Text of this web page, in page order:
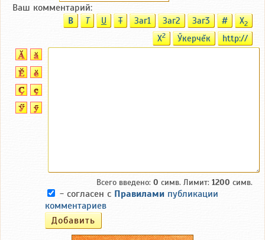
Ваш комментарий:
B T U T Заг1 Заг2 Заг3 # X2
X2 Ӳкерчĕк http://
Всего введено: 0 симв. Лимит: 1200 симв.
- согласен с Правилами публикации
комментариев